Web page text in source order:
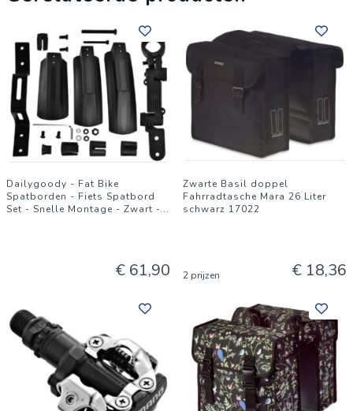
Dailygoody - Fat Bike
Spatborden - Fiets Spatbord
Set - Snelle Montage - Zwart -...
€ 61,90
Zwarte Basil doppel
Fahrradtasche Mara 26 Liter
schwarz 17022
2 prijzen € 18,36